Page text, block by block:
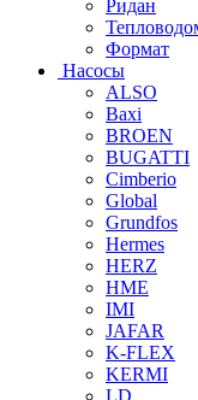
Ридан
Формат
Насосы
ALSO
Baxi
BROEN
BUGATTI
Cimberio
Global
Grundfos
Hermes
HERZ
HME
IMI
JAFAR
K-FLEX
KERMI
LD